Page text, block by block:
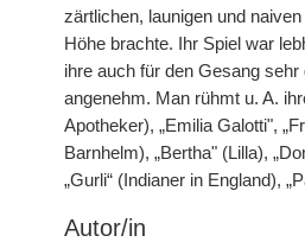
zärtlichen, launigen und
Höhe brachte. Ihr Spiel war
ihre auch für den Gesang
angenehm. Man rühmt u. A.
Apotheker), „Emilia Galotti",
Barnhelm), „Bertha" (Lilla),
„Gurli“ (Indianer in England),
Autor/in